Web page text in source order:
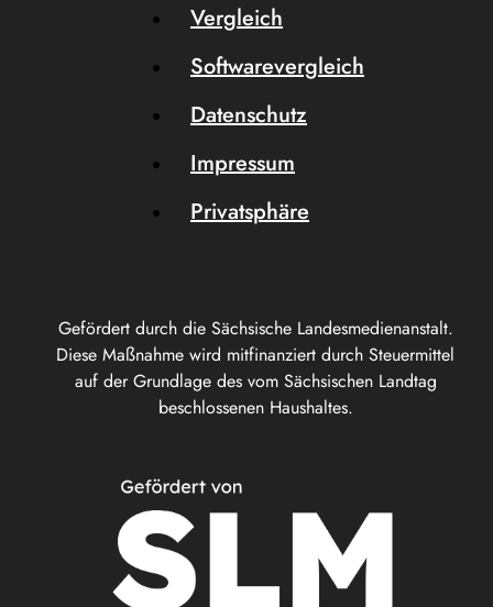
Gefördert durch die Sächsische Landesmedienanstalt.
Diese Maßnahme wird mitfinanziert durch Steuermittel
auf der Grundlage des vom Sächsischen Landtag
beschlossenen Haushaltes.
Vergleich
Softwarevergleich
Datenschutz
Impressum
Privatsphäre